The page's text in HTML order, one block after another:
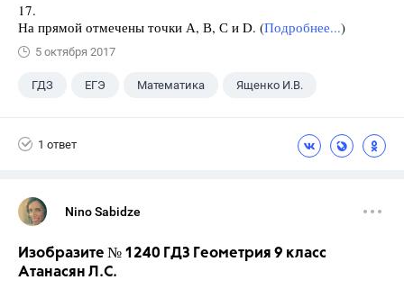
17.
На прямой отмечены точки А, В, С и D. (Подробнее...)
5 октября 2017
ГДЗ ЕГЭ Математика Ященко И.В.
1 ответ
Nino Sabidze
Изобразите № 1240 ГДЗ Геометрия 9 класс
Атанасян Л.С.